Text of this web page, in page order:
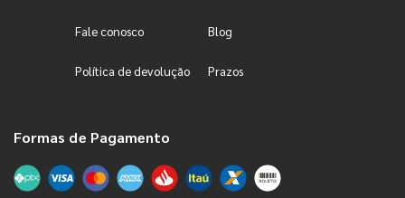
Fale conosco Blog
Política de devolução Prazos
Formas de Pagamento